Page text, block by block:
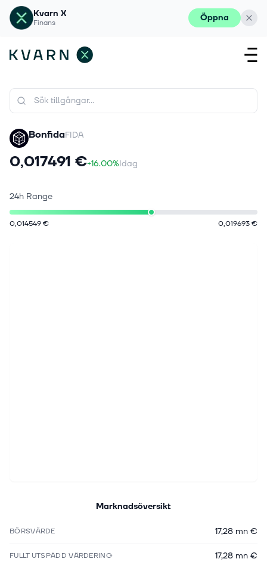
Kvarn X
Finans Öppna
BonfidaFIDA
0,017491 €+16.00%Idag
24h Range
0,014549 € 0,019693 €
Marknadsöversikt
BÖRSVÄRDE 17,28 mn €
FULLT UTSPÄDD VÄRDERING 17,28 mn €